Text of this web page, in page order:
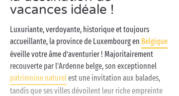
vacances idéale !
Luxuriante, verdoyante, historique et toujours
accueillante, la province de Luxembourg en Belgique
éveille votre âme d’aventurier ! Majoritairement
recouverte par l'Ardenne belge, son exceptionnel
patrimoine naturelest une invitation aux balades,
tandis que ses villes dévoilent leur riche empreinte